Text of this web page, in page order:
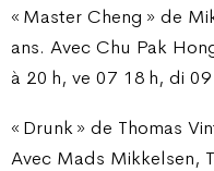
« Master Cheng » de
ans. Avec Chu Pak
à 20 h, ve 07 18 h, di
« Drunk » de Thomas
Avec Mads Mikkelsen,